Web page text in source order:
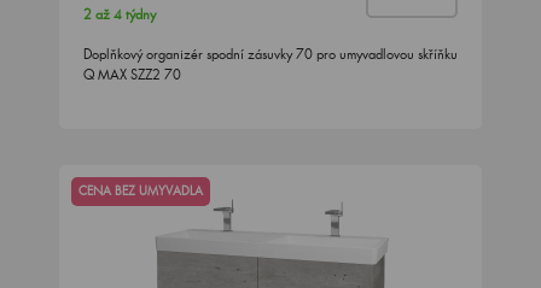
2 až 4 týdny
Doplňkový organizér spodní zásuvky 70 pro umyvadlovou skříňku
Q MAX SZZ2 70
CENA BEZ UMYVADLA